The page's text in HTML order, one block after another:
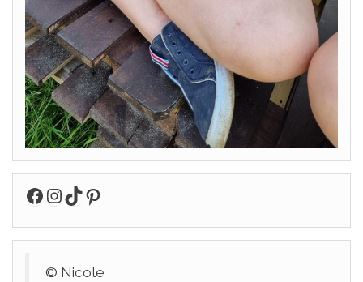
Facebook
Instagram
TikTok
Pinterest
© Nicole